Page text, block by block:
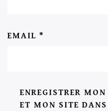
EMAIL *
ENREGISTRER
ET MON SITE